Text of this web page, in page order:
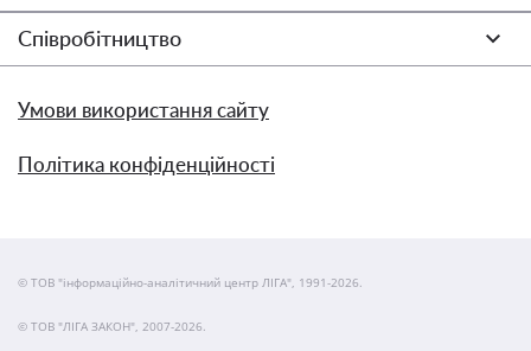
Співробітництво
Умови використання сайту
Політика конфіденційності
© ТОВ "інформаційно-аналітичний центр ЛІГА", 1991-2026.
© ТОВ "ЛІГА ЗАКОН", 2007-2026.